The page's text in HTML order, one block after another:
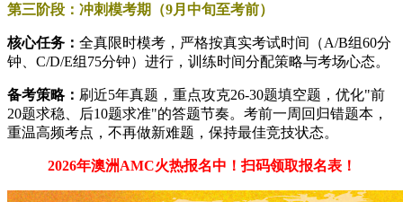
第三阶段：冲刺模考期（9月中旬至考前）
核心任务： 全真限时模考，严格按真实考试时间（A/B组60分
钟、C/D/E组75分钟）进行，训练时间分配策略与考场心态。
备考策略： 刷近5年真题，重点攻克26-30题填空题，优化"前
20题求稳、后10题求准"的答题节奏。考前一周回归错题本，
重温高频考点，不再做新难题，保持最佳竞技状态。
2026年澳洲AMC火热报名中！扫码领取报名表！